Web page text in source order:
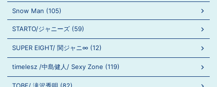
Snow Man (105)
STARTO/ジャニーズ (59)
SUPER EIGHT/ 関ジャニ∞ (12)
timelesz /中島健人/ Sexy Zone (119)